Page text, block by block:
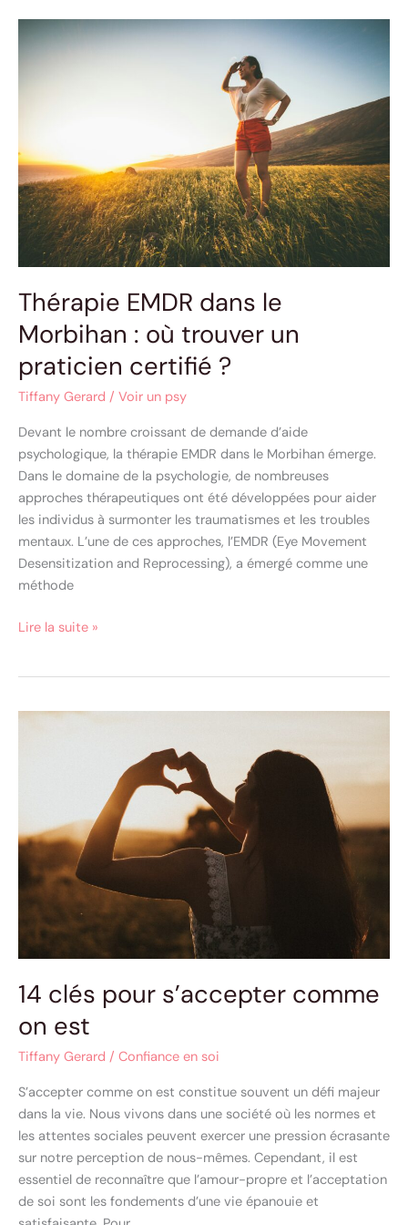
Thérapie EMDR dans le
Morbihan : où trouver un
praticien certifié ?
Tiffany Gerard / Voir un psy
Devant le nombre croissant de demande d’aide
psychologique, la thérapie EMDR dans le Morbihan émerge.
Dans le domaine de la psychologie, de nombreuses
approches thérapeutiques ont été développées pour aider
les individus à surmonter les traumatismes et les troubles
mentaux. L’une de ces approches, l’EMDR (Eye Movement
Desensitization and Reprocessing), a émergé comme une
méthode
Thérapie
EMDR
où
trouver
un
praticien
certifié
?
Lire la suite »
14 clés pour s’accepter comme
on est
Tiffany Gerard / Confiance en soi
S’accepter comme on est constitue souvent un défi majeur
dans la vie. Nous vivons dans une société où les normes et
les attentes sociales peuvent exercer une pression écrasante
sur notre perception de nous-mêmes. Cependant, il est
essentiel de reconnaître que l’amour-propre et l’acceptation
de soi sont les fondements d’une vie épanouie et
14
on
est